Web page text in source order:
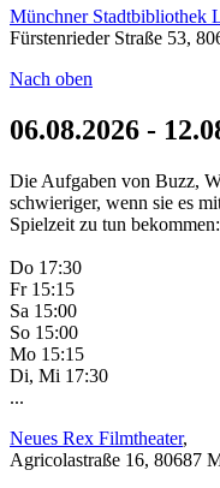
Münchner Stadtbibliothek
Fürstenrieder Straße 53,
Nach oben
06.08.2026 -
Die Aufgaben von Buzz,
schwieriger, wenn sie es
Spielzeit zu tun
Do 17:30
Fr 15:15
Sa 15:00
So 15:00
Mo 15:15
Di, Mi 17:30
...
Neues Rex Filmtheater,
Agricolastraße 16, 80687